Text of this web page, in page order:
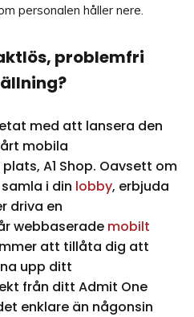
personalen håller nere.
problemfri
med att lansera den
mobila
A1 Shop. Oavsett om
i din lobby, erbjuda
driva en
webbaserade mobilt
att tillåta dig att
upp ditt
från ditt Admit One
enklare än någonsin